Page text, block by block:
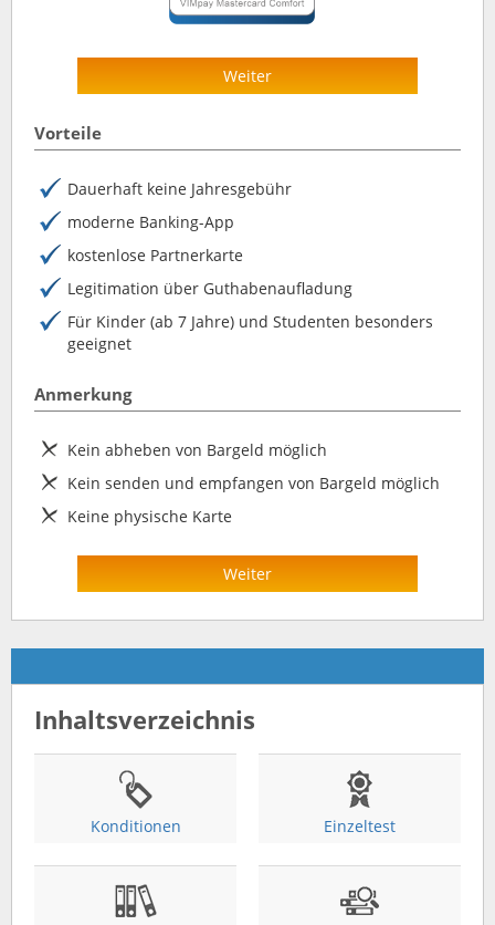
Weiter
Vorteile
Dauerhaft keine Jahresgebühr
moderne Banking-App
kostenlose Partnerkarte
Legitimation über Guthabenaufladung
Für Kinder (ab 7 Jahre) und Studenten besonders
geeignet
Anmerkung
Kein abheben von Bargeld möglich
Kein senden und empfangen von Bargeld möglich
Keine physische Karte
Weiter
Inhaltsverzeichnis
Konditionen Einzeltest